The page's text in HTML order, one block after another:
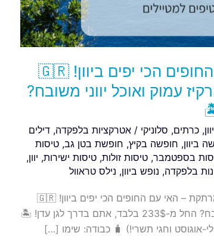
טיסות ישירות ללפקדה המרתקת – האי עם החופים הכי יפים ביוון! 🇬🇷
עמוק ואוכל יווני משובח?
יוון, כרתים, סלוניקי / אטרקציות בלפקדה, דילים
ביוון, חופשה בקיץ, חופשת בטן גב, טיסות
בספטמבר, טיסות זולות, טיסות ישירות, יוון,
בלפקדה, נופש ביוון, נילס טראוול
✈️ יוון מעולם לא הייתה קרובה (וזולה) יותר!טיסות ישירות ללפקדה המרתקת – האי עם החופים הכי יפים ביוון! 🇬🇷
מחפשים חופשה של בטן-גב, מים בצבע טורקיז עמוק ואוכל יווני משובח? החל מ-233$ בלבד, אתם בדרך לגן עדן! 🏝️